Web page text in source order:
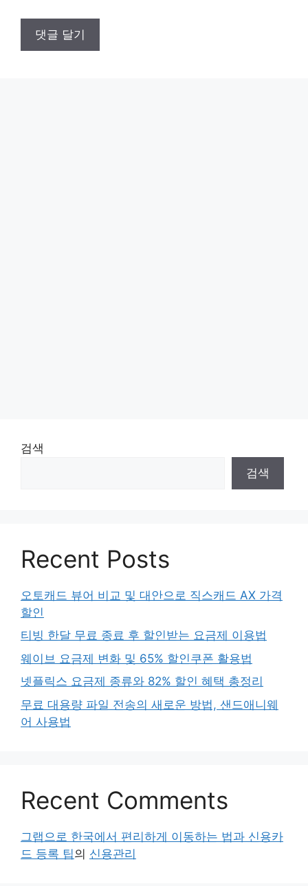
검색
검색
Recent Posts
오토캐드 뷰어 비교 및 대안으로 직스캐드 AX 가격
할인
티빙 한달 무료 종료 후 할인받는 요금제 이용법
웨이브 요금제 변화 및 65% 할인쿠폰 활용법
넷플릭스 요금제 종류와 82% 할인 혜택 총정리
무료 대용량 파일 전송의 새로운 방법, 샌드애니웨
어 사용법
Recent Comments
그랩으로 한국에서 편리하게 이동하는 법과 신용카
드 등록 팁의 신용관리